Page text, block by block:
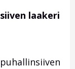
laakeri